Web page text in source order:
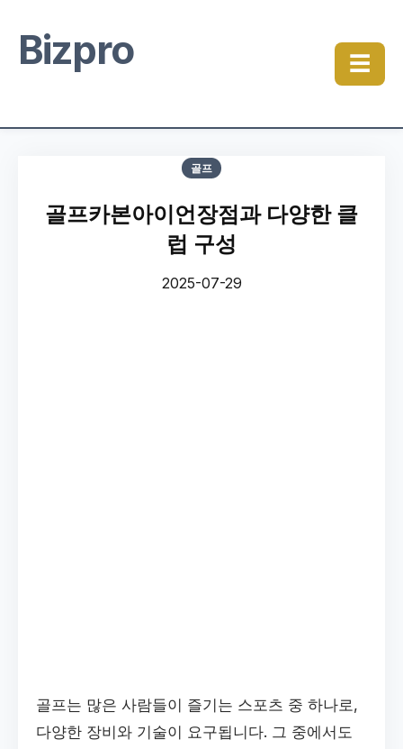
Bizpro ☰
골프
골프카본아이언장점과 다양한 클
럽 구성
2025-07-29
골프는 많은 사람들이 즐기는 스포츠 중 하나로,
다양한 장비와 기술이 요구됩니다. 그 중에서도